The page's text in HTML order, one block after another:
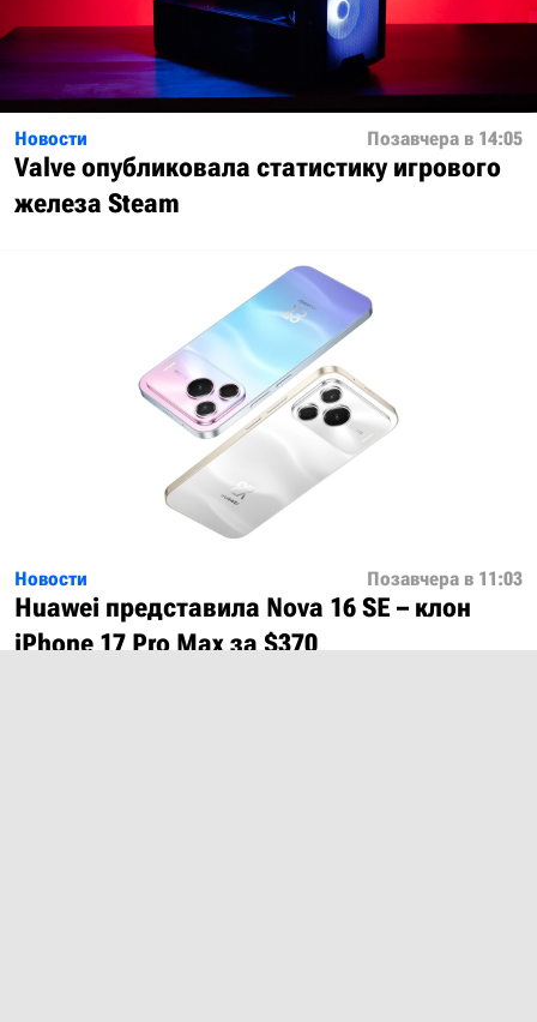
Новости Позавчера в 14:05
Valve опубликовала статистику игрового
железа Steam
Новости Позавчера в 11:03
Huawei представила Nova 16 SE – клон
iPhone 17 Pro Max за $370